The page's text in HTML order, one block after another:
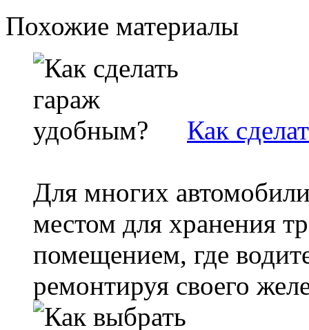
Похожие материалы
Как
Для многих
местом для хранения
помещением, где
ремонтируя своего